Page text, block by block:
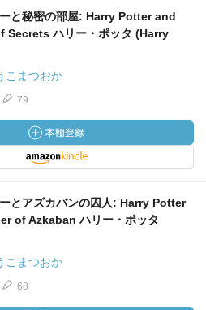
と秘密の部屋: Harry Potter and
Secrets ハリー・ポッタ (Harry
こまつおか
79
とアズカバンの囚人: Harry Potter
of Azkaban ハリー・ポッタ
こまつおか
68